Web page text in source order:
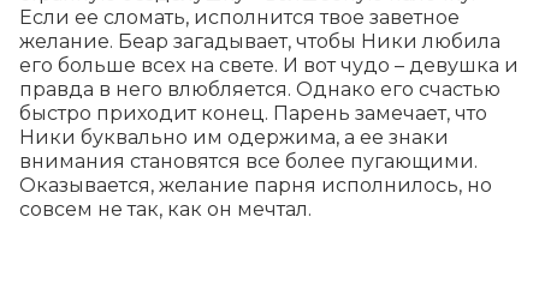
Если ее сломать, исполнится твое заветное
желание. Беар загадывает, чтобы Ники любила
его больше всех на свете. И вот чудо – девушка и
правда в него влюбляется. Однако его счастью
быстро приходит конец. Парень замечает, что
Ники буквально им одержима, а ее знаки
внимания становятся все более пугающими.
Оказывается, желание парня исполнилось, но
совсем не так, как он мечтал.